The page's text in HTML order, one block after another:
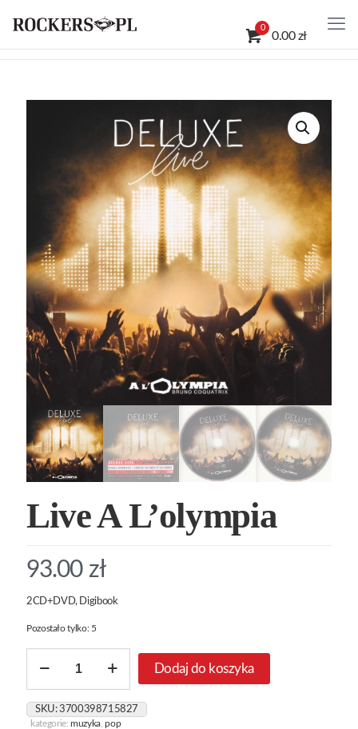
0
0.00 zł
Live A L’olympia
93.00 zł
2CD+DVD, Digibook
Pozostało tylko: 5
Live
L'olympia
Dodaj do koszyka
SKU:3700398715827
kategorie:muzyka ,pop